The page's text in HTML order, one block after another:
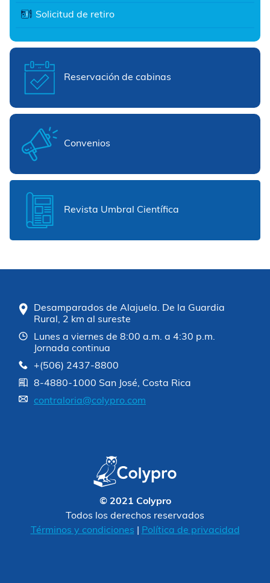
Solicitud de retiro
Reservación de cabinas
Convenios
Revista Umbral Científica
Desamparados de Alajuela. De la Guardia
Rural, 2 km al sureste
Lunes a viernes de 8:00 a.m. a 4:30 p.m.
Jornada continua
+(506) 2437-8800
8-4880-1000 San José, Costa Rica
contraloria@colypro.com
© 2021 Colypro
Todos los derechos reservados
Términos y condiciones
Política de privacidad